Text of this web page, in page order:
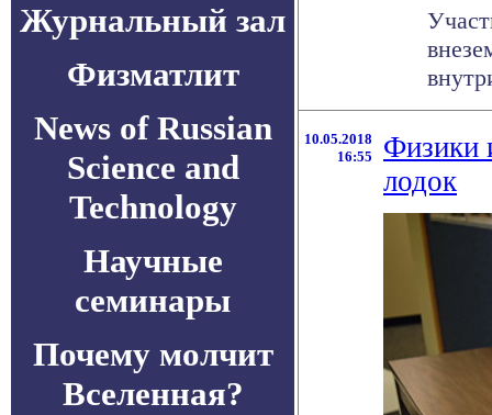
Журнальный зал
Физматлит
News of Russian
Science and
Technology
Научные
семинары
Почему молчит
Вселенная?
10.05.2018
16:55
Физики
лодок